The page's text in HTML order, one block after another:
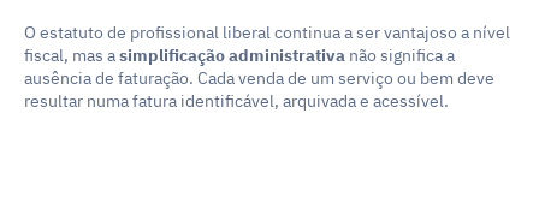
O estatuto de profissional liberal continua a ser vantajoso a nível
fiscal, mas a simplificação administrativa não significa a
ausência de faturação. Cada venda de um serviço ou bem deve
resultar numa fatura identificável, arquivada e acessível.